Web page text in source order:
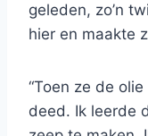
geleden, zo’n
hier en maakte
“Toen ze de
deed. Ik leerde